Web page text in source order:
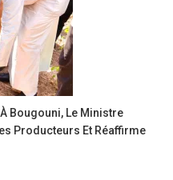
Bougouni, Le Ministre
Producteurs Et Réaffirme